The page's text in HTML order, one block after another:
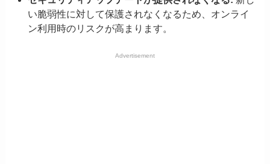
い脆弱性に対して保護されなくなるため、オンライ
ン利用時のリスクが高まります。
Advertisement